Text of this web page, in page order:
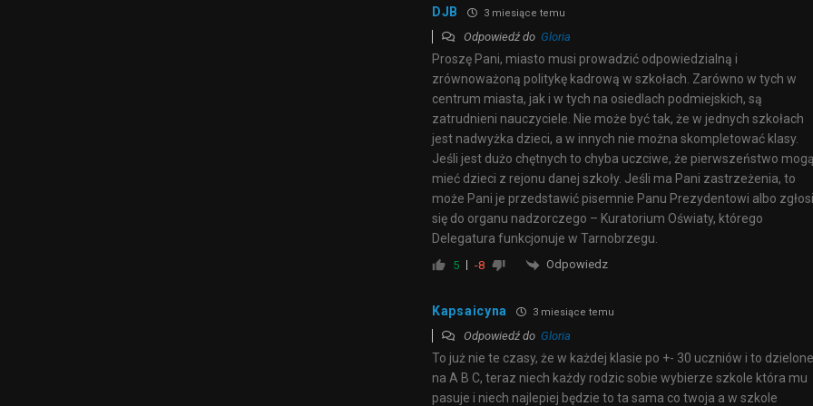
DJB 3 miesiące temu
Odpowiedź do Gloria
Proszę Pani, miasto musi prowadzić odpowiedzialną i
zrównoważoną politykę kadrową w szkołach. Zarówno w tych w
centrum miasta, jak i w tych na osiedlach podmiejskich, są
zatrudnieni nauczyciele. Nie może być tak, że w jednych szkołach
jest nadwyżka dzieci, a w innych nie można skompletować klasy.
Jeśli jest dużo chętnych to chyba uczciwe, że pierwszeństwo mogą
mieć dzieci z rejonu danej szkoły. Jeśli ma Pani zastrzeżenia, to
może Pani je przedstawić pisemnie Panu Prezydentowi albo
się do organu nadzorczego – Kuratorium Oświaty, którego
Delegatura funkcjonuje w Tarnobrzegu.
5 -8 Odpowiedz
Kapsaicyna 3 miesiące temu
Odpowiedź do Gloria
To już nie te czasy, że w każdej klasie po +- 30 uczniów i to dzielone
na A B C, teraz niech każdy rodzic sobie wybierze szkole która mu
pasuje i niech najlepiej będzie to ta sama co twoja a w szkole